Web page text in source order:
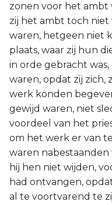
zonen voor het ambt
zij het ambt toch niet
waren, hetgeen niet
plaats, waar zij hun
in orde gebracht
waren, opdat zij zich,
werk konden
gewijd waren, niet
voordeel van het
om het werk er van
waren nabestaanden
hij hen niet wijden,
had ontvangen,
al te voortvarend te